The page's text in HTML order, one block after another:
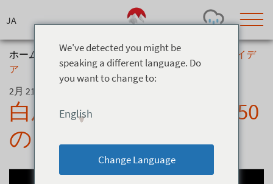
to
Today's Outlook
Snow (cm)
0
24h
- - -
Lifts open
ホーム ニュース >
白馬の夏、遊び尽くす50のアイデ
ア
2月 21, 2025
白馬の夏、遊び尽くす50
のアイデア
We've detected you might be
speaking a different language. Do
you want to change to:
English
Change Language